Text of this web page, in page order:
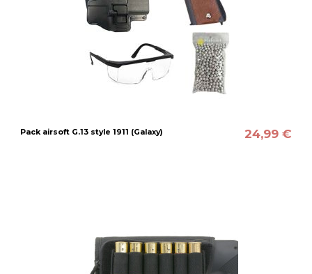
Pack airsoft G.13 style 1911 (Galaxy) 24,99 €